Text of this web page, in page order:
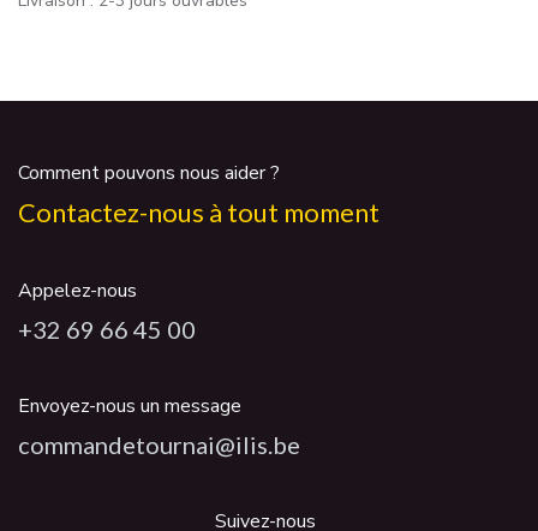
Comment pouvons nous aider ?
Contactez-nous à tout moment
Appelez-nous
+32 69 66 45 00
Envoyez-nous un message
commandetournai@ilis.be
Suivez-nous